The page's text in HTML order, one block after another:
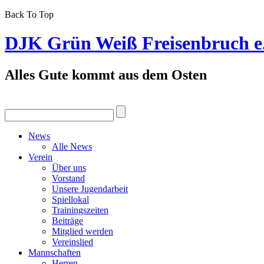
Back To Top
DJK Grün Weiß Freisenbruch
Alles Gute kommt aus dem Osten
News
Alle News
Verein
Über uns
Vorstand
Unsere Jugendarbeit
Spiellokal
Trainingszeiten
Beiträge
Mitglied werden
Vereinslied
Mannschaften